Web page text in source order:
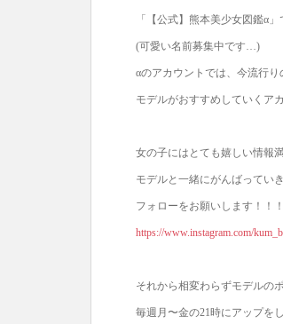
「【公式】熊本美少女図鑑α」
(可愛い名前募集中です…)
αのアカウントでは、今流行
モデルがおすすめしていくア
女の子にはとても嬉しい情報
モデルと一緒にがんばってい
フォローをお願いします！！！
https://www.instagram.com/
それから相変わらずモデルの
毎週月〜金の21時にアップを